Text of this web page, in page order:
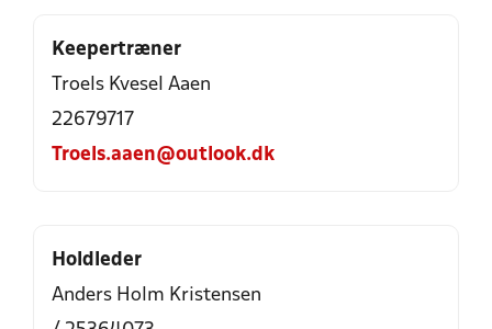
Keepertræner
Troels Kvesel Aaen
22679717
Troels.aaen@outlook.dk
Holdleder
Anders Holm Kristensen